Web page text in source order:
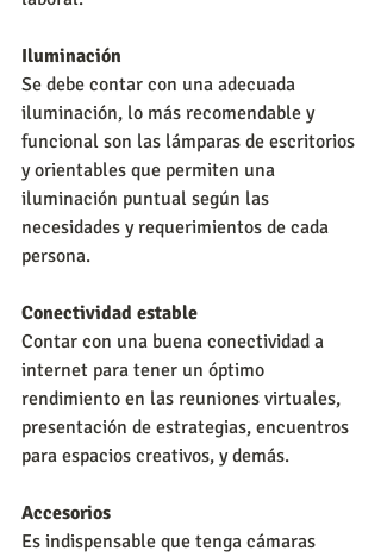
Iluminación
Se debe contar con una adecuada
iluminación, lo más recomendable y
funcional son las lámparas de escritorios
y orientables que permiten una
iluminación puntual según las
necesidades y requerimientos de cada
persona.
Conectividad estable
Contar con una buena conectividad a
internet para tener un óptimo
rendimiento en las reuniones virtuales,
presentación de estrategias, encuentros
para espacios creativos, y demás.
Accesorios
Es indispensable que tenga cámaras